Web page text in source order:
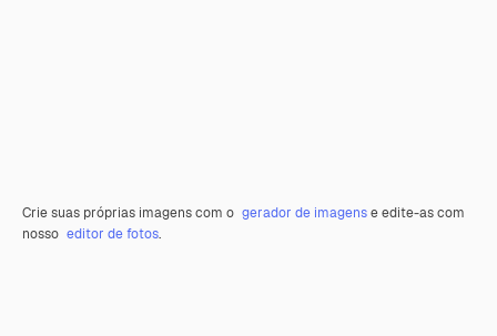
Crie suas próprias imagens com o gerador de imagense edite-as com
nosso editor de fotos.